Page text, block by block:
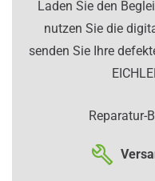
Laden Sie den
nutzen Sie die
senden Sie Ihre
Reparatur-